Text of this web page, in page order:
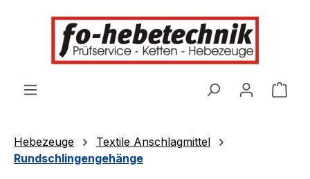
springen
Hebezeuge
Textile Anschlagmittel
Rundschlingengehänge